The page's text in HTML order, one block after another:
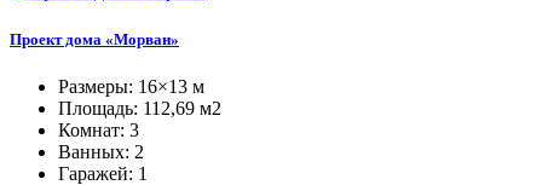
Проект дома «Морван»
Размеры: 16×13 м
Площадь: 112,69 м2
Комнат: 3
Ванных: 2
Гаражей: 1